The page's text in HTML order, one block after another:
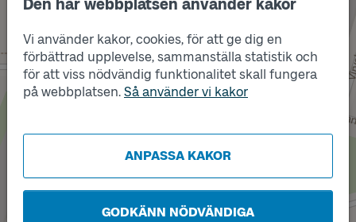
Den här webbplatsen använder kakor
Vi använder kakor, cookies, för att ge dig en
förbättrad upplevelse, sammanställa statistik och
för att viss nödvändig funktionalitet skall fungera
på webbplatsen. Så använder vi kakor
ANPASSA KAKOR
GODKÄNN NÖDVÄNDIGA
Läge
B